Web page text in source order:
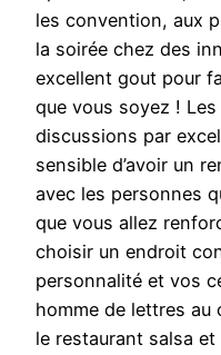
les convention, aux
la soirée chez des
excellent gout pour
que vous soyez !
discussions par
sensible d’avoir un
avec les personnes
que vous allez
choisir un endroit
personnalité et vos
homme de lettres au
le restaurant salsa